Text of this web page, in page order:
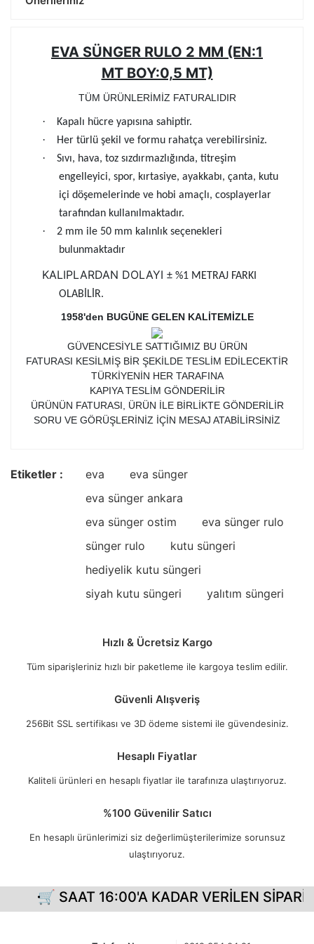
EVA SÜNGER RULO 2 MM (EN:1
MT BOY:0,5 MT)
TÜM ÜRÜNLERİMİZ FATURALIDIR
· Kapalı hücre yapısına sahiptir.
· Her türlü şekil ve formu rahatça verebilirsiniz.
·
Sıvı, hava, toz sızdırmazlığında, titreşim
engelleyici, spor, kırtasiye, ayakkabı, çanta, kutu
içi döşemelerinde ve hobi amaçlı, cosplayerlar
tarafından kullanılmaktadır.
·
2 mm ile 50 mm kalınlık seçenekleri
bulunmaktadır
KALIPLARDAN DOLAYI ± %1 METRAJ FARKI
OLABİLİR.
1958'den BUGÜNE GELEN KALİTEMİZLE
GÜVENCESİYLE SATTIĞIMIZ BU ÜRÜN
FATURASI KESİLMİŞ BİR ŞEKİLDE TESLİM EDİLECEKTİR
TÜRKİYENİN HER TARAFINA
KAPIYA TESLİM GÖNDERİLİR
ÜRÜNÜN FATURASI, ÜRÜN İLE BİRLİKTE GÖNDERİLİR
SORU VE GÖRÜŞLERİNİZ İÇİN MESAJ ATABİLİRSİNİZ
Etiketler : eva
eva sünger
eva sünger ankara
eva sünger ostim
eva sünger rulo
sünger rulo
kutu süngeri
hediyelik kutu süngeri
siyah kutu süngeri
yalıtım süngeri
Hızlı & Ücretsiz Kargo
Tüm siparişleriniz hızlı bir paketleme ile kargoya teslim edilir.
Güvenli Alışveriş
256Bit SSL sertifikası ve 3D ödeme sistemi ile güvendesiniz.
Hesaplı Fiyatlar
Kaliteli ürünleri en hesaplı fiyatlar ile tarafınıza ulaştırıyoruz.
%100 Güvenilir Satıcı
En hesaplı ürünlerimizi siz değerlimüşterilerimize sorunsuz
ulaştırıyoruz.
🛒 SAAT 16:00'A KADAR VERİLEN